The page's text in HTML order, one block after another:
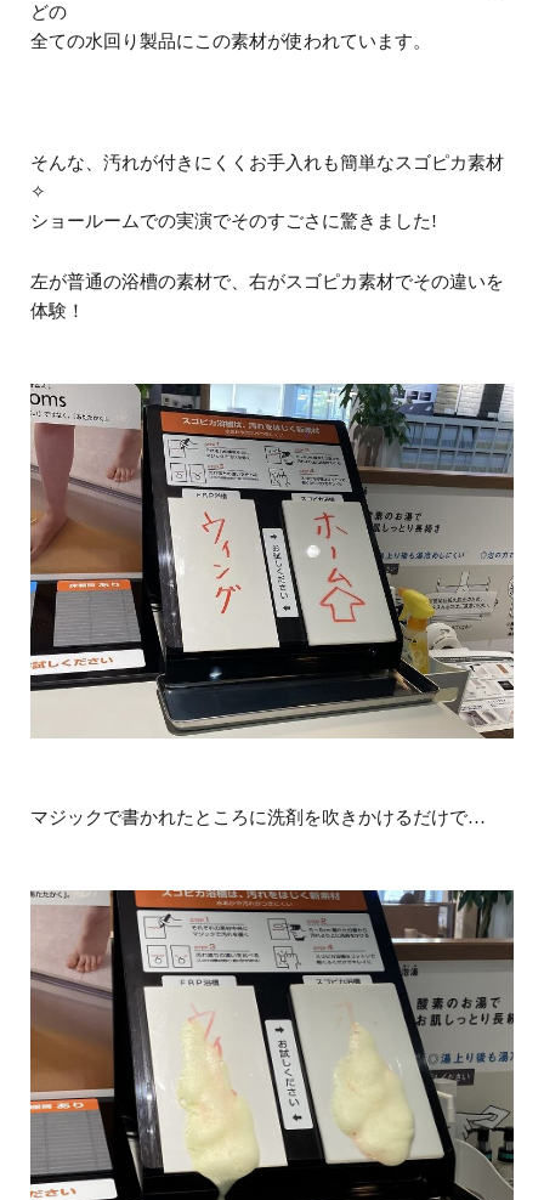
どの
全ての水回り製品にこの素材が使われています。
そんな、汚れが付きにくくお手入れも簡単なスゴピカ素材
✧
ショールームでの実演でそのすごさに驚きました!
左が普通の浴槽の素材で、右がスゴピカ素材でその違いを
体験！
マジックで書かれたところに洗剤を吹きかけるだけで…